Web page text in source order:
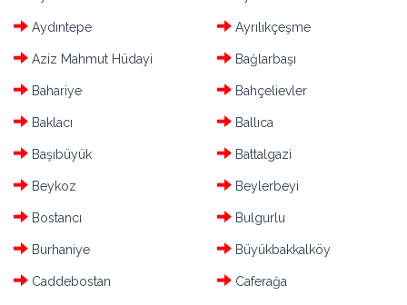
Aydıntepe Ayrılıkçeşme
Aziz Mahmut Hüdayi Bağlarbaşı
Bahariye Bahçelievler
Baklacı Ballıca
Başıbüyük Battalgazi
Beykoz Beylerbeyi
Bostancı Bulgurlu
Burhaniye Büyükbakkalköy
Caddebostan Caferağa